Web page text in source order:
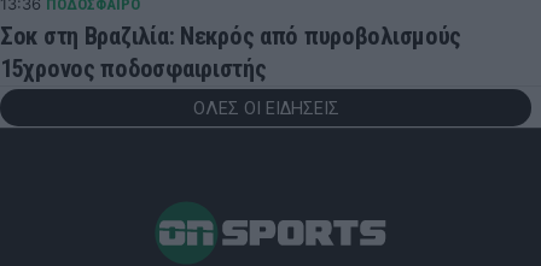
13:36 ΠΟΔΟΣΦΑΙΡΟ
Σοκ στη Βραζιλία: Νεκρός από πυροβολισμούς
15χρονος ποδοσφαιριστής
ΟΛΕΣ ΟΙ ΕΙΔΗΣΕΙΣ